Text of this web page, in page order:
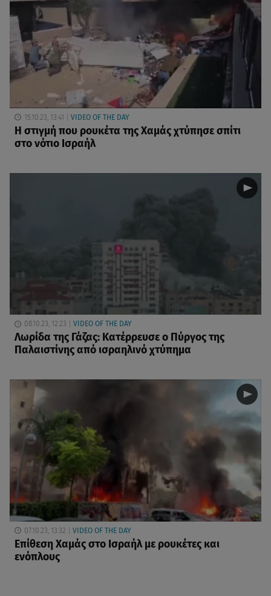
15.10.23, 13:41 VIDEO OF THE DAY
H στιγμή που ρουκέτα της Χαμάς χτύπησε σπίτι
στο νότιο Ισραήλ
08.10.23, 12:23 VIDEO OF THE DAY
Λωρίδα της Γάζας: Κατέρρευσε ο Πύργος της
Παλαιστίνης από ισραηλινό χτύπημα
07.10.23, 13:32 VIDEO OF THE DAY
Επίθεση Χαμάς στο Ισραήλ με ρουκέτες και
ενόπλους